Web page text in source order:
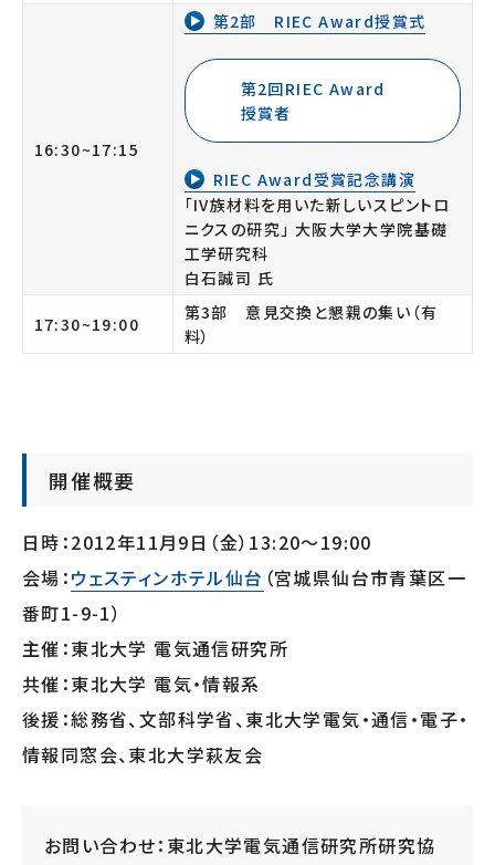
16:30~17:15
第2部 RIEC Award授賞式
第2回RIEC Award
授賞者
RIEC Award受賞記念講演
「IV族材料を用いた新しいスピントロ
ニクスの研究」 大阪大学大学院基礎
工学研究科
白石誠司 氏
17:30~19:00
第3部 意見交換と懇親の集い（有
料）
開催概要
日時：2012年11月9日（金）13:20～19:00
会場：ウェスティンホテル仙台 （宮城県仙台市青葉区一
番町1-9-1）
主催：東北大学 電気通信研究所
共催：東北大学 電気・情報系
後援：総務省、文部科学省、東北大学電気・通信・電子・
情報同窓会、東北大学萩友会
お問い合わせ：東北大学電気通信研究所研究協